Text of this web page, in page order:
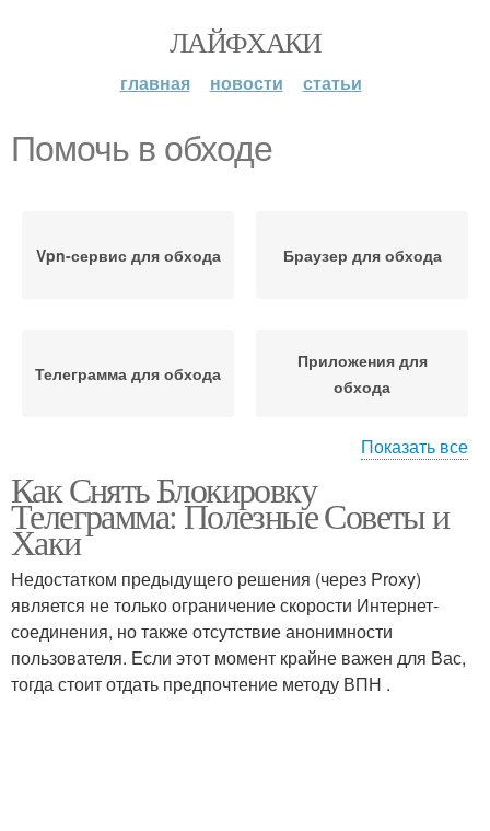
ЛАЙФХАКИ
главная новости статьи
Помочь в обходе
Vpn-сервис для обхода Браузер для обхода
Телеграмма для обхода
Приложения для
обхода
Помочь в арбитраже
Показать все
Как Снять Блокировку
Телеграмма: Полезные Советы и
Хаки
Недостатком предыдущего решения (через Proxy)
является не только ограничение скорости Интернет-
соединения, но также отсутствие анонимности
пользователя. Если этот момент крайне важен для Вас,
тогда стоит отдать предпочтение методу ВПН .